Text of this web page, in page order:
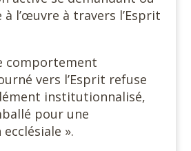
à l’œuvre à travers l’Esprit
comportement
vers l’Esprit refuse
institutionnalisé,
pour une
».